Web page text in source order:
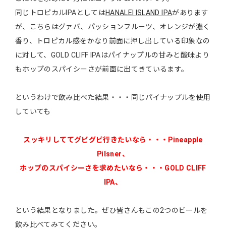
同じトロピカルIPAとしてはHANALEI ISLAND IPAがあります
が、こちらはグァバ、パッションフルーツ、オレンジが濃く
香り、トロピカル感をかなり前面に押し出している印象なの
に対して、GOLD CLIFF IPAはパイナップルの甘みと酸味より
もホップのスパイシーさが前面に出てきているます。
というわけで飲み比べた結果・・・同じパイナップルを使用
していても
スッキリしててグビグビ行きたいなら・・・Pineapple
Pilsner、
ホップのスパイシーさを求めたいなら・・・GOLD CLIFF
IPA、
という結果となりました。ぜひ皆さんもこの2つのビールを
飲み比べてみてください。